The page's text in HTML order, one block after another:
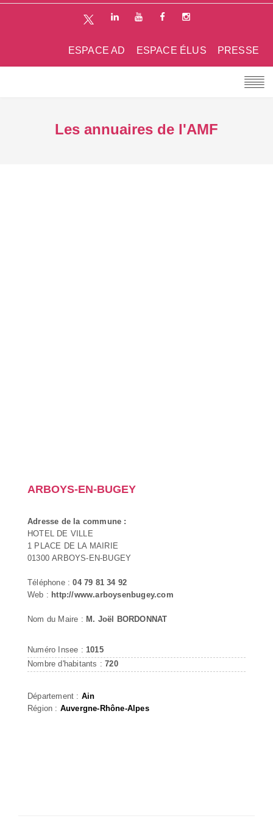
PRESSE
ESPACE ÉLUS
ESPACE AD
Les annuaires de l'AMF
ARBOYS-EN-BUGEY
Adresse de la commune :
HOTEL DE VILLE
1 PLACE DE LA MAIRIE
01300 ARBOYS-EN-BUGEY
Téléphone :04 79 81 34 92
Web : http://www.arboysenbugey.com
Nom du Maire : M. Joël BORDONNAT
Numéro Insee : 1015
Nombre d'habitants :720
Département : Ain
Région : Auvergne-Rhône-Alpes